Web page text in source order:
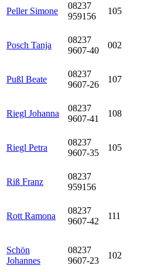
Peller Simone
08237
959156
105
Posch Tanja
08237
9607-40
002
Pußl Beate
08237
9607-26
107
Riegl Johanna
08237
9607-41
108
Riegl Petra
08237
9607-35
105
Riß Franz
08237
959156
Rott Ramona
08237
9607-42
111
Schön
Johannes
08237
9607-23
102